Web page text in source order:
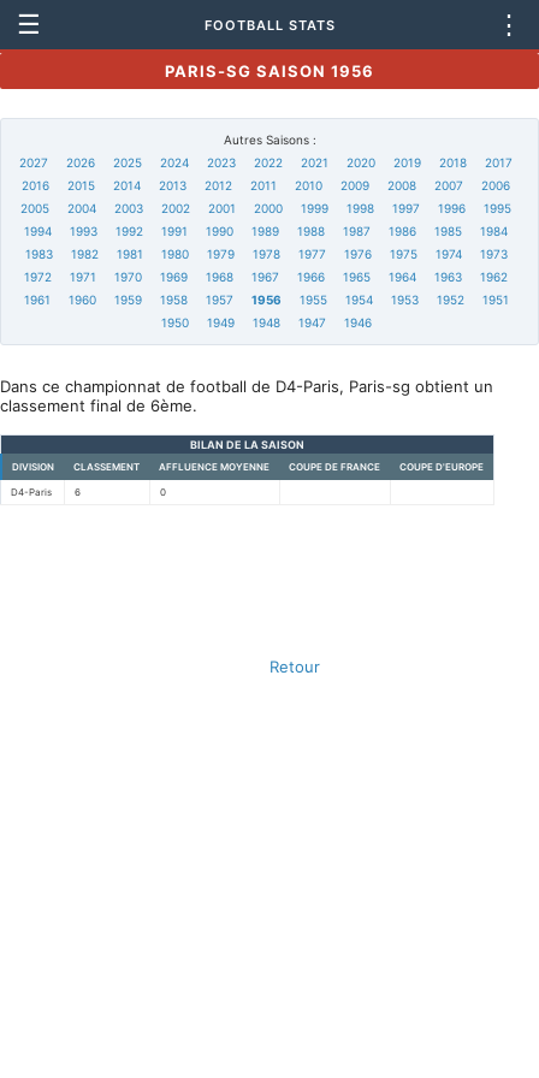
☰ FOOTBALL STATS ⋮
PARIS-SG SAISON 1956
Autres Saisons :
2027
2026 2025 2024 2023 2022 2021 2020 2019 2018
2017
2016
2015 2014 2013 2012 2011 2010 2009 2008 2007
2006
2005
2004 2003 2002 2001 2000 1999 1998 1997 1996
1995
1994
1993 1992 1991 1990 1989 1988 1987 1986 1985
1984
1983
1982 1981 1980 1979 1978 1977 1976 1975 1974
1973
1972
1971 1970 1969 1968 1967 1966 1965 1964 1963
1962
1961
1960 1959 1958 1957 1956 1955 1954 1953 1952
1951
1950
1949 1948 1947 1946
Dans ce championnat de football de D4-Paris, Paris-sg obtient un
classement final de 6ème.
BILAN DE LA SAISON
DIVISION CLASSEMENT AFFLUENCE MOYENNE COUPE DE FRANCE COUPE D'EUROPE
D4-Paris 6 0
Retour